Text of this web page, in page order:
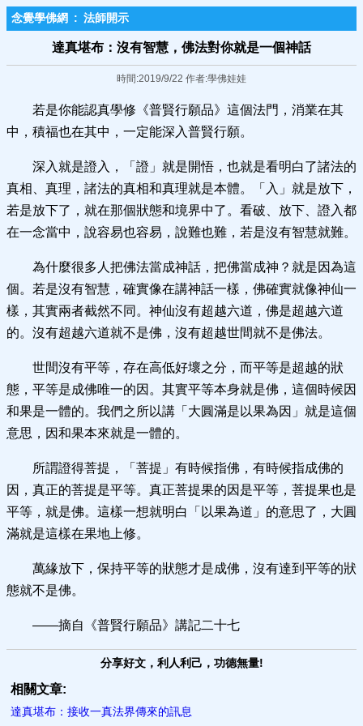
念覺學佛網 : 法師開示
達真堪布：沒有智慧，佛法對你就是一個神話
時間:2019/9/22 作者:學佛娃娃
若是你能認真學修《普賢行願品》這個法門，消業在其
中，積福也在其中，一定能深入普賢行願。
深入就是證入，「證」就是開悟，也就是看明白了諸法的
真相、真理，諸法的真相和真理就是本體。「入」就是放下，
若是放下了，就在那個狀態和境界中了。看破、放下、證入都
在一念當中，說容易也容易，說難也難，若是沒有智慧就難。
為什麼很多人把佛法當成神話，把佛當成神？就是因為這
個。若是沒有智慧，確實像在講神話一樣，佛確實就像神仙一
樣，其實兩者截然不同。神仙沒有超越六道，佛是超越六道
的。沒有超越六道就不是佛，沒有超越世間就不是佛法。
世間沒有平等，存在高低好壞之分，而平等是超越的狀
態，平等是成佛唯一的因。其實平等本身就是佛，這個時候因
和果是一體的。我們之所以講「大圓滿是以果為因」就是這個
意思，因和果本來就是一體的。
所謂證得菩提，「菩提」有時候指佛，有時候指成佛的
因，真正的菩提是平等。真正菩提果的因是平等，菩提果也是
平等，就是佛。這樣一想就明白「以果為道」的意思了，大圓
滿就是這樣在果地上修。
萬緣放下，保持平等的狀態才是成佛，沒有達到平等的狀
態就不是佛。
——摘自《普賢行願品》講記二十七
分享好文，利人利己，功德無量!
相關文章:
達真堪布：接收一真法界傳來的訊息